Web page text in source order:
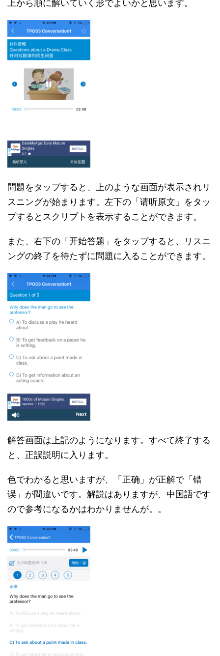
上から順に解いていく形でよいかと思います。
問題をタップすると、上のような画面が表示されリ
スニングが始まります。左下の「请听原文」をタッ
プするとスクリプトを表示することができます。
また、右下の「开始答题」をタップすると、リスニ
ングの終了を待たずに問題に入ることができます。
解答画面は上記のようになります。すべて終了する
と、正誤説明に入ります。
色でわかると思いますが、「正确」が正解で「错
误」が間違いです。解説はありますが、中国語です
ので参考になるかはわかりませんが。。